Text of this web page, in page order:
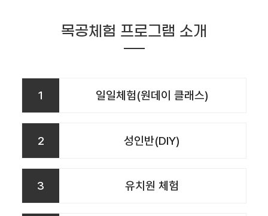
목공체험 프로그램 소개
1 일일체험(원데이 클래스)
2 성인반(DIY)
3 유치원 체험